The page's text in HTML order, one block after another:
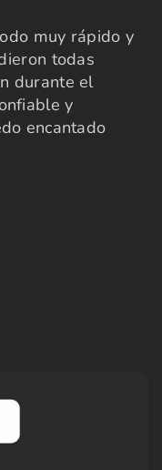
muy rápido y
todas
durante el
y
encantado